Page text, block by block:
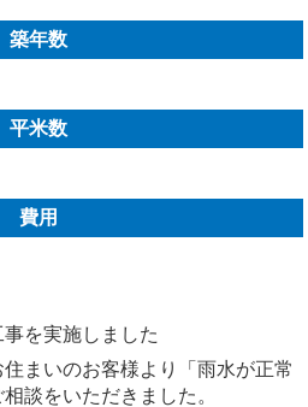
築年数
平米数
費用
事を実施しま した
住まいのお客様より「雨水が正常
相談をいただき ま した。